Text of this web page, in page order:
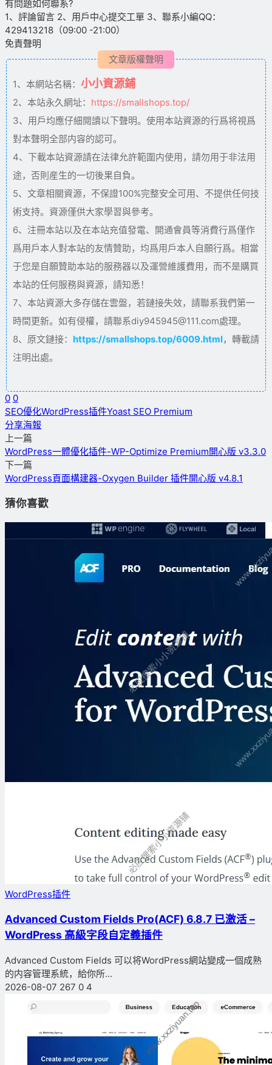
有問題如何聯系?
1、評論留言 2、用戶中心提交工單 3、聯系小編QQ：
429413218（09:00 -21:00）
免責聲明
文章版權聲明
1、本網站名稱： 小小資源鋪
2、本站永久網址： https://smallshops.top/
3、用戶均應仔細閱讀以下聲明。使用本站資源的行爲将視爲
對本聲明全部内容的認可。
4、下載本站資源請在法律允許範圍内使用，請勿用于非法用
途，否則産生的一切後果自負。
5、文章相關資源，不保證100%完整安全可用、不提供任何技
術支持。資源僅供大家學習與參考。
6、注冊本站以及在本站充值發電、開通會員等消費行爲僅作
爲用戶本人對本站的友情贊助，均爲用戶本人自願行爲。相當
于您是自願贊助本站的服務器以及運營維護費用，而不是購買
本站的任何服務與資源，請知悉！
7、本站資源大多存儲在雲盤，若鏈接失效，請聯系我們第一
時間更新。如有侵權，請聯系diy945945@111.com處理。
8、原文鏈接： https://smallshops.top/6009.html，轉載請
注明出處。
0 0
SEO優化WordPress插件Yoast SEO Premium
分享海報
上一篇
WordPress一體優化插件-WP-Optimize Premium開心版 v3.3.0
下一篇
WordPress頁面構建器-Oxygen Builder 插件開心版 v4.8.1
猜你喜歡
WordPress插件
Advanced Custom Fields Pro(ACF) 6.8.7 已激活 –
WordPress 高級字段自定義插件
Advanced Custom Fields 可以将WordPress網站變成一個成熟
的内容管理系統，給你所...
2026-08-07 267 0 4